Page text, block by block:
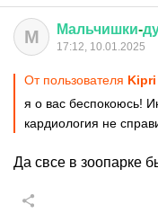
М Мальчишки-
17:12, 10.01.2025
От пользователя Kipri
я о вас беспокоюсь!
кардиология не
Да свсе в зоопарке